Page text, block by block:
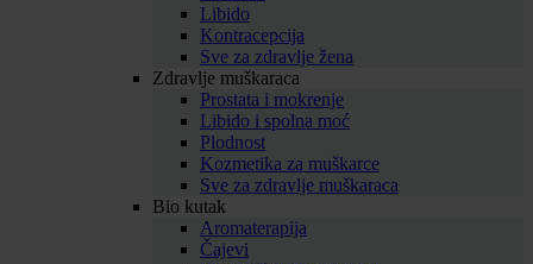
Libido
Kontracepcija
Sve za zdravlje žena
Zdravlje muškaraca
Prostata i mokrenje
Libido i spolna moć
Plodnost
Kozmetika za muškarce
Sve za zdravlje muškaraca
Bio kutak
Aromaterapija
Čajevi